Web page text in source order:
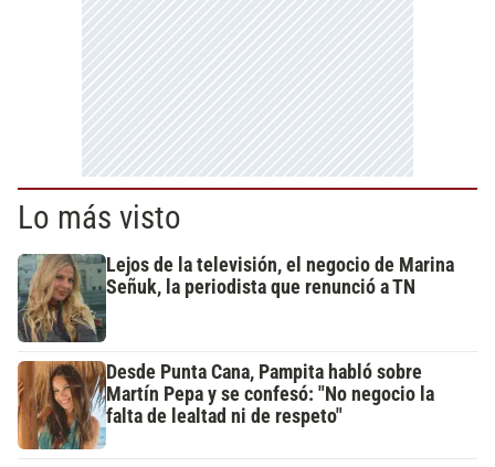
Lo más visto
Lejos de la televisión, el negocio de Marina
Señuk, la periodista que renunció a TN
Desde Punta Cana, Pampita habló sobre
Martín Pepa y se confesó: "No negocio la
falta de lealtad ni de respeto"